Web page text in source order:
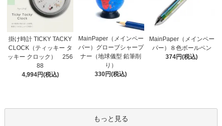
掛け時計 TICKY TACKY
CLOCK（ティッキー タ
ッキー クロック） 256
88
4,994円(税込)
MainPaper（メインペー
パー）グローブシャープ
ナー（地球儀型 鉛筆削
り）
330円(税込)
MainPaper（メインペー
パー）８色ボールペン
374円(税込)
もっと見る